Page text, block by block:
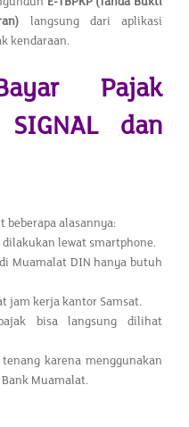
langsung dari aplikasi
kendaraan.
Pajak
dan
beberapa alasannya:
lewat smartphone.
Muamalat DIN hanya butuh
jam kerja kantor Samsat.
bisa langsung dilihat
karena menggunakan
Muamalat.